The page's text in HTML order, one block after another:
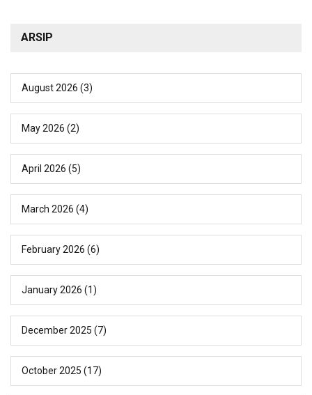
ARSIP
August 2026 (3)
May 2026 (2)
April 2026 (5)
March 2026 (4)
February 2026 (6)
January 2026 (1)
December 2025 (7)
October 2025 (17)